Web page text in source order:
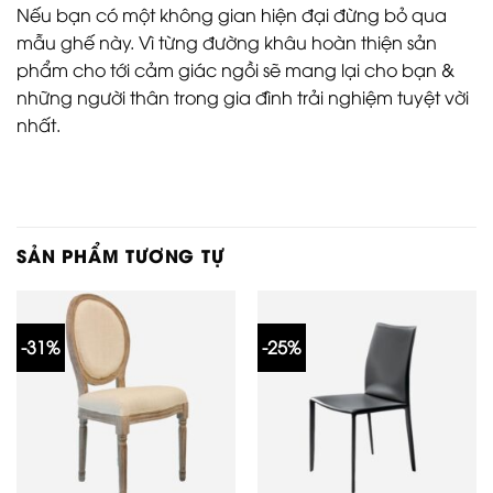
Nếu bạn có một không gian hiện đại đừng bỏ qua
mẫu ghế này. Vì từng đường khâu hoàn thiện sản
phẩm cho tới cảm giác ngồi sẽ mang lại cho bạn &
những người thân trong gia đình trải nghiệm tuyệt vời
nhất.
SẢN PHẨM TƯƠNG TỰ
-31% -25%